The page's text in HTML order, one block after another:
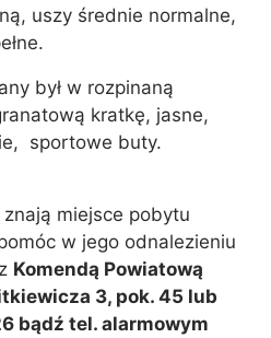
uszy średnie normalne,
był w rozpinaną
kratkę, jasne,
sportowe buty.
miejsce pobytu
w jego odnalezieniu
Komendą Powiatową
3, pok. 45 lub
bądź tel. alarmowym